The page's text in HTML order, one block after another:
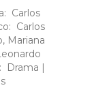
Carlos
Carlos
Mariana
|